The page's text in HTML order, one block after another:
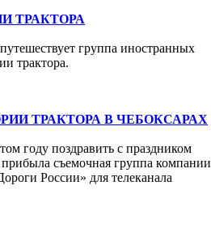
ТРАКТОРА
группа иностранных
трактора.
ТРАКТОРА В ЧЕБОКСАРАХ
году поздравить с праздником
съемочная группа компании
России» для телеканала